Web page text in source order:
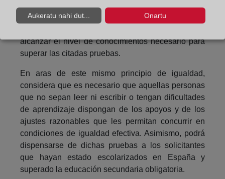
adquisición de la nacionalidad a las que, por su
escaso nivel cultural, o bien por sus limitaciones
alcanzar el nivel de conocimientos necesario para
superar las citadas pruebas.
En aras de este mismo principio de igualdad,
considera que es necesario que aquellas personas
que no sepan leer ni escribir o tengan dificultades
de aprendizaje dispongan de los apoyos y de los
ajustes razonables que les permitan concurrir en
condiciones de igualdad efectiva. Asimismo, podrá
dispensarse de dichas pruebas a los solicitantes
que hayan estado escolarizados en España y
superado la educación secundaria obligatoria.
Aukeratu nahi dut... Onartu